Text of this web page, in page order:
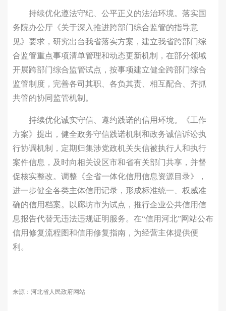
持续优化遵法守纪、公平正义的法治环境。落实国
务院办公厅《关于深入推进跨部门综合监管的指导意
见》要求，研究出台我省落实方案，建立我省跨部门综
合监管重点事项清单管理和动态更新机制，在部分领域
开展跨部门综合监管试点，按事项建立健全跨部门综合
监管制度，完善各司其职、各负其责、相互配合、齐抓
共管的协同监管机制。
持续优化诚实守信、遵约践诺的信用环境。《工作
方案》提出，健全政务守信践诺机制和政务诚信诉讼执
行协调机制，定期归集涉党政机关失信被执行人和执行
案件信息，及时向相关设区市和省有关部门共享，并督
促核实整改。调整《全省一体化信用信息资源目录》，
进一步健全各类主体信用记录，形成标准统一、权威准
确的信用档案。以廊坊市为试点，推行企业公共信用信
息报告代替无违法违规证明服务。在“信用河北”网站公布
信用修复流程图和信用修复指南，为经营主体提供便
利。
来源：河北省人民政府网站